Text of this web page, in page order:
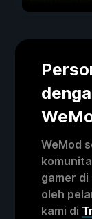
WeMod
gamer di
oleh
kami di